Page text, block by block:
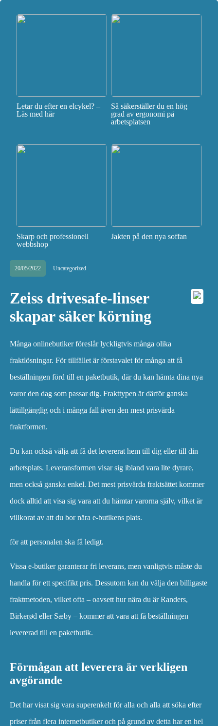
Letar du efter en elcykel? –
Läs med här
Så säkerställer du en hög
grad av ergonomi på
arbetsplatsen
Skarp och professionell
webbshop
Jakten på den nya soffan
20/05/2022 Uncategorized
Zeiss drivesafe-linser
skapar säker körning
Många onlinebutiker föreslår lyckligtvis många olika
fraktlösningar. För tillfället är förstavalet för många att få
beställningen förd till en paketbutik, där du kan hämta dina nya
varor den dag som passar dig. Frakttypen är därför ganska
lättillgänglig och i många fall även den mest prisvärda
fraktformen.
Du kan också välja att få det levererat hem till dig eller till din
arbetsplats. Leveransformen visar sig ibland vara lite dyrare,
men också ganska enkel. Det mest prisvärda fraktsättet kommer
dock alltid att visa sig vara att du hämtar varorna själv, vilket är
villkorat av att du bor nära e-butikens plats.
för att personalen ska få ledigt.
Vissa e-butiker garanterar fri leverans, men vanligtvis måste du
handla för ett specifikt pris. Dessutom kan du välja den billigaste
fraktmetoden, vilket ofta – oavsett hur nära du är Randers,
Birkerød eller Sæby – kommer att vara att få beställningen
levererad till en paketbutik.
Förmågan att leverera är verkligen
avgörande
Det har visat sig vara superenkelt för alla och alla att söka efter
priser från flera internetbutiker och på grund av detta har en hel